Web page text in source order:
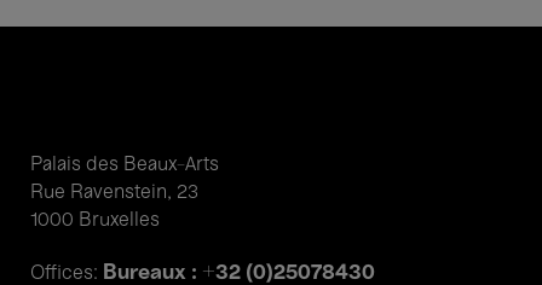
Palais des Beaux-Arts
Rue Ravenstein, 23
1000 Bruxelles
Offices: Bureaux : +32 (0)25078430